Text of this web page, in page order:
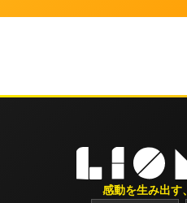
感動を生み出す